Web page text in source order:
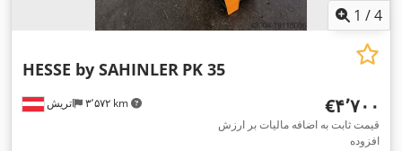
1 /4
اتریش ۳٬۵۷۲ km
HESSE by SAHINLER PK 35
‎€۴٬۷۰۰
قیمت ثابت به اضافه مالیات بر ارزش
افزوده